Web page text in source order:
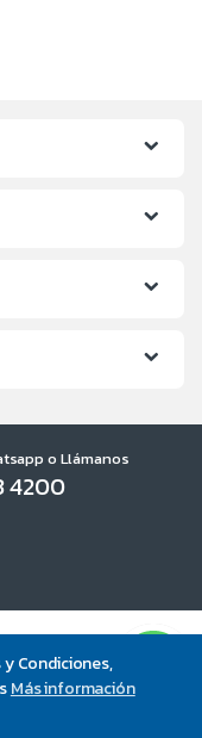
Condiciones,
Más información
o Llámanos
4200